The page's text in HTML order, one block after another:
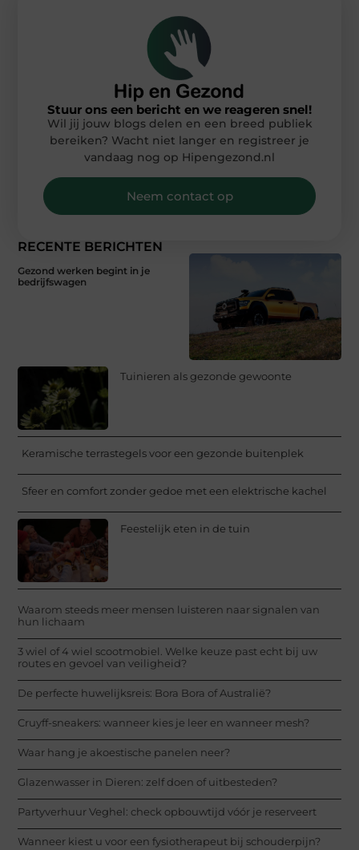
RECENTE BERICHTEN
Gezond werken begint in je
bedrijfswagen
Tuinieren als gezonde gewoonte
Keramische terrastegels voor een gezonde buitenplek
Sfeer en comfort zonder gedoe met een elektrische kachel
Feestelijk eten in de tuin
Waarom steeds meer mensen luisteren naar signalen van
hun lichaam
3 wiel of 4 wiel scootmobiel. Welke keuze past echt bij uw
routes en gevoel van veiligheid?
De perfecte huwelijksreis: Bora Bora of Australië?
Cruyff-sneakers: wanneer kies je leer en wanneer mesh?
Waar hang je akoestische panelen neer?
Glazenwasser in Dieren: zelf doen of uitbesteden?
Partyverhuur Veghel: check opbouwtijd vóór je reserveert
Wanneer kiest u voor een fysiotherapeut bij schouderpijn?
Stuur ons een bericht en we reageren snel!
Wil jij jouw blogs delen en een breed publiek
bereiken? Wacht niet langer en registreer je
vandaag nog op Hipengezond.nl
Neem contact op